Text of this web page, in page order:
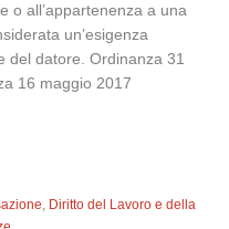
o all’appartenenza a una
un’esigenza
del datore. Ordinanza 31
16 maggio 2017
, Diritto del Lavoro e della